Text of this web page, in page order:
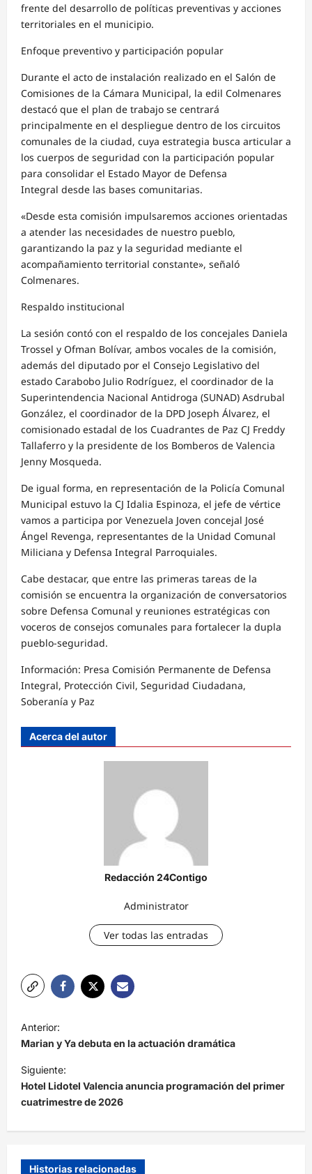
frente del desarrollo de políticas preventivas y acciones
territoriales en el municipio.
Enfoque preventivo y participación popular
Durante el acto de instalación realizado en el Salón de
Comisiones de la Cámara Municipal, la edil Colmenares
destacó que el plan de trabajo se centrará
principalmente en el despliegue dentro de los circuitos
comunales de la ciudad, cuya estrategia busca articular a
los cuerpos de seguridad con la participación popular
para consolidar el Estado Mayor de Defensa
Integral desde las bases comunitarias.
«Desde esta comisión impulsaremos acciones orientadas
a atender las necesidades de nuestro pueblo,
garantizando la paz y la seguridad mediante el
acompañamiento territorial constante», señaló
Colmenares.
Respaldo institucional
La sesión contó con el respaldo de los concejales Daniela
Trossel y Ofman Bolívar, ambos vocales de la comisión,
además del diputado por el Consejo Legislativo del
estado Carabobo Julio Rodríguez, el coordinador de la
Superintendencia Nacional Antidroga (SUNAD) Asdrubal
González, el coordinador de la DPD Joseph Álvarez, el
comisionado estadal de los Cuadrantes de Paz CJ Freddy
Tallaferro y la presidente de los Bomberos de Valencia
Jenny Mosqueda.
De igual forma, en representación de la Policía Comunal
Municipal estuvo la CJ Idalia Espinoza, el jefe de vértice
vamos a participa por Venezuela Joven concejal José
Ángel Revenga, representantes de la Unidad Comunal
Miliciana y Defensa Integral Parroquiales.
Cabe destacar, que entre las primeras tareas de la
comisión se encuentra la organización de conversatorios
sobre Defensa Comunal y reuniones estratégicas con
voceros de consejos comunales para fortalecer la dupla
pueblo-seguridad.
Información: Presa Comisión Permanente de Defensa
Integral, Protección Civil, Seguridad Ciudadana,
Soberanía y Paz
Acerca del autor
Redacción 24Contigo
Administrator
Ver todas las entradas
a
v
e
g
a
Anterior:
Marian y Ya debuta en la actuación dramática
Siguiente:
Hotel Lidotel Valencia anuncia programación del primer
cuatrimestre de 2026
Historias relacionadas